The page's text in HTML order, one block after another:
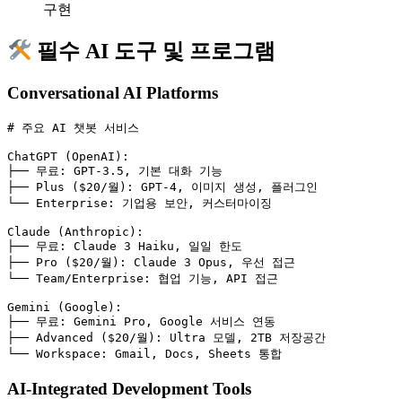
구현
필수 AI 도구 및 프로그램
Conversational AI Platforms
# 주요 AI 챗봇 서비스
ChatGPT (OpenAI) :
├── 무료 :
GPT-3.5, 기본 대화 기능
├── Plus ($20/월) :
GPT-4, 이미지 생성, 플러그인
└── Enterprise : 기업용 보안, 커스터마이징
Claude (Anthropic) :
├── 무료 :
Claude 3 Haiku, 일일 한도
├── Pro ($20/월) :
Claude 3 Opus, 우선 접근
└── Team/Enterprise : 협업 기능, API 접근
Gemini (Google) :
├── 무료 :
Gemini Pro, Google 서비스 연동
├── Advanced ($20/월) :
Ultra 모델, 2TB 저장공간
└── Workspace : Gmail, Docs, Sheets 통합
AI-Integrated Development Tools